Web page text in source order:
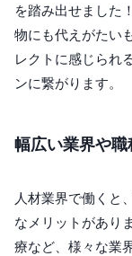
を踏み出せました
物にも代えがたい
レクトに感じられ
ンに繋がります。
幅広い業界や職
人材業界で働くと、
なメリットがあり
療など、様々な業